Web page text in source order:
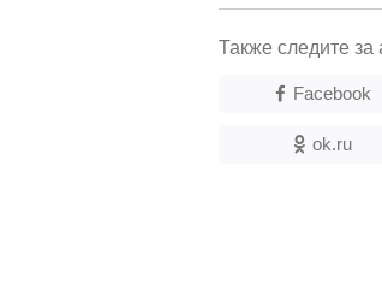
Также следите за
Facebook
ok.ru